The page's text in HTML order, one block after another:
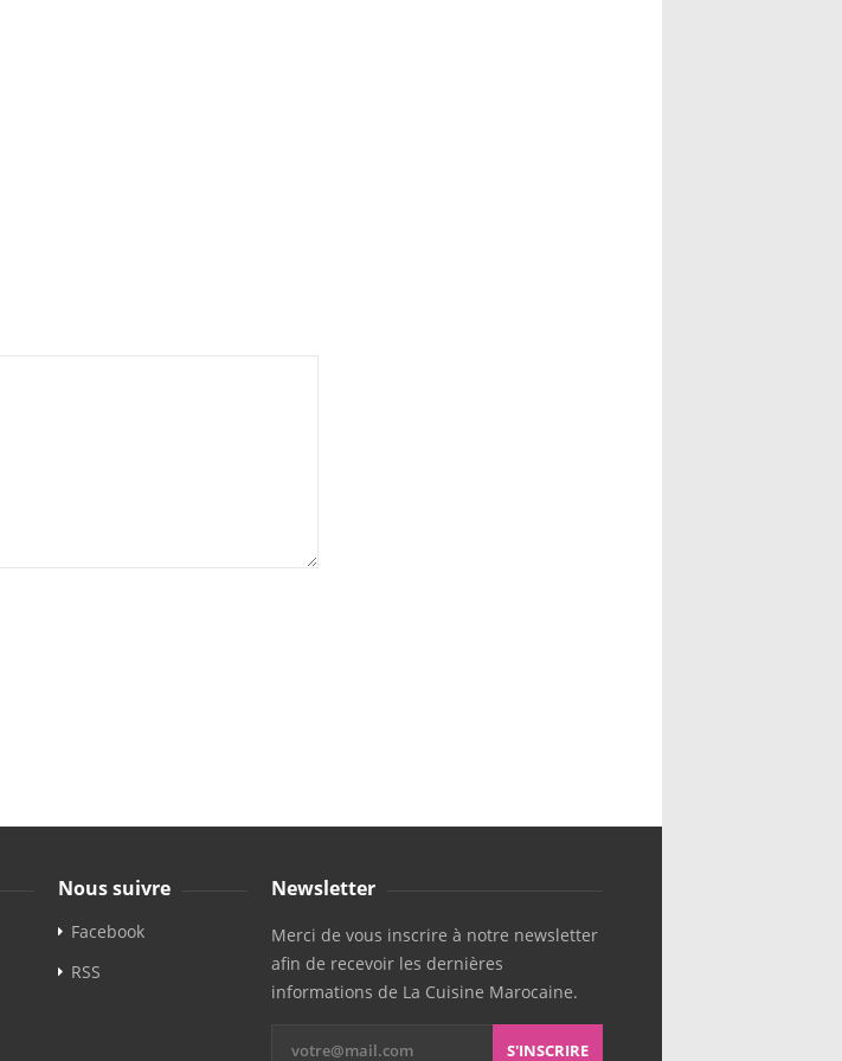
Nous suivre
Facebook
RSS
Newsletter
Merci de vous inscrire à notre newsletter
afin de recevoir les dernières
informations de La Cuisine Marocaine.
S'INSCRIRE